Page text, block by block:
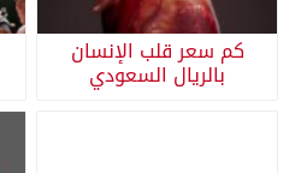
كم سعر قلب الإنسان
بالريال السعودي